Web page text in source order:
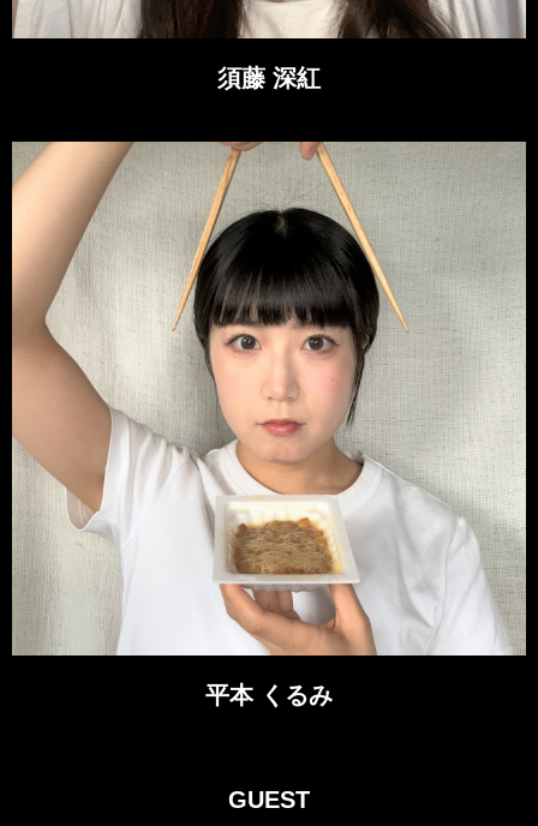
須藤 深紅
平本 くるみ
GUEST